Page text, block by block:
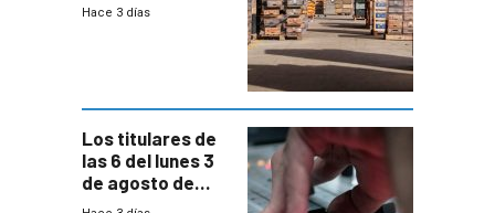
Hace 3 días
Los titulares de
las 6 del lunes 3
de agosto de
2026